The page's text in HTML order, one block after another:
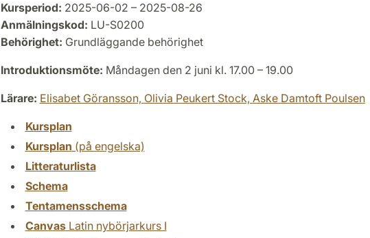
Kursperiod: 2025-06-02 – 2025-08-26
Anmälningskod: LU-S0200
Behörighet: Grundläggande behörighet
Introduktionsmöte: Måndagen den 2 juni kl. 17.00 – 19.00
Lärare: Elisabet Göransson, Olivia Peukert Stock, Aske Damtoft Poulsen
Kursplan
Kursplan (på engelska)
Litteraturlista
Schema
Tentamensschema
CanvasLatin nybörjarkurs I